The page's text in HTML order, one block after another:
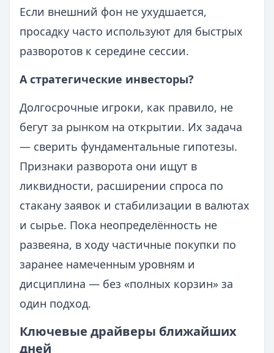
Если внешний фон не ухудшается,
просадку часто используют для быстрых
разворотов к середине сессии.
А стратегические инвесторы?
Долгосрочные игроки, как правило, не
бегут за рынком на открытии. Их задача
— сверить фундаментальные гипотезы.
Признаки разворота они ищут в
ликвидности, расширении спроса по
стакану заявок и стабилизации в валютах
и сырье. Пока неопределённость не
развеяна, в ходу частичные покупки по
заранее намеченным уровням и
дисциплина — без «полных корзин» за
один подход.
Ключевые драйверы ближайших
дней